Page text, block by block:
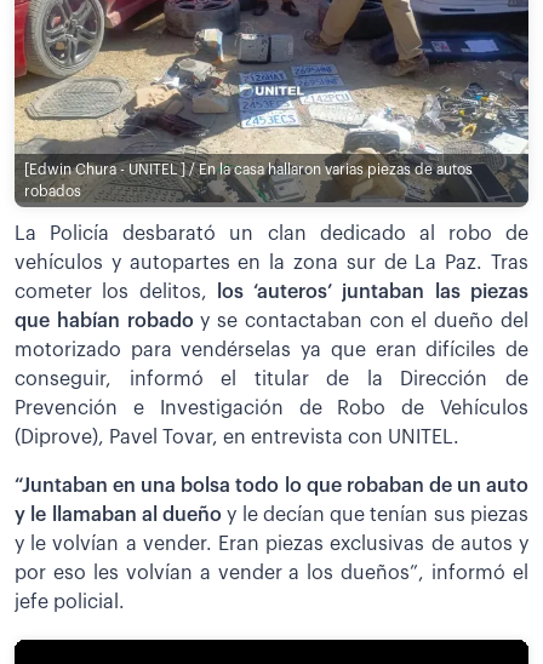
[Edwin Chura - UNITEL ] / En la casa hallaron varias piezas de autos
robados
La Policía desbarató un clan dedicado al robo de
vehículos y autopartes en la zona sur de La Paz. Tras
cometer los delitos,
los ‘auteros’ juntaban las piezas
que habían robadoy se contactaban con el dueño del
motorizado para vendérselas ya que eran difíciles de
conseguir, informó el titular de la Dirección de
Prevención e Investigación de Robo de Vehículos
(Diprove), Pavel Tovar, en entrevista con UNITEL.
“Juntaban en una bolsa todo lo que robaban de un auto
y le llamaban al dueñoy le decían que tenían sus piezas
y le volvían a vender. Eran piezas exclusivas de autos y
por eso les volvían a vender a los dueños”, informó el
jefe policial.